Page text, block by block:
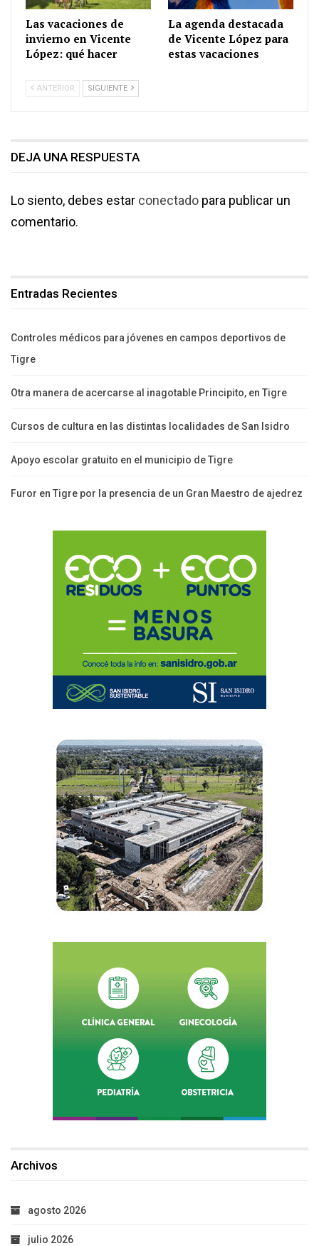
Las vacaciones de
invierno en Vicente
López: qué hacer
La agenda destacada
de Vicente López para
estas vacaciones
ANTERIOR SIGUIENTE
DEJA UNA RESPUESTA
Lo siento, debes estar conectado para publicar un
comentario.
Entradas Recientes
Controles médicos para jóvenes en campos deportivos de
Tigre
Otra manera de acercarse al inagotable Principito, en Tigre
Cursos de cultura en las distintas localidades de San Isidro
Apoyo escolar gratuito en el municipio de Tigre
Furor en Tigre por la presencia de un Gran Maestro de ajedrez
Archivos
agosto 2026
julio 2026